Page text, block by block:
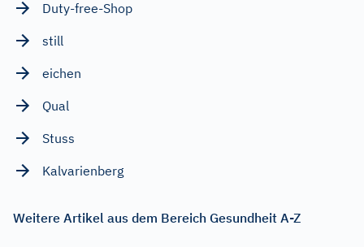
Duty-free-Shop
still
eichen
Qual
Stuss
Kalvarienberg
Weitere Artikel aus dem Bereich Gesundheit A-Z